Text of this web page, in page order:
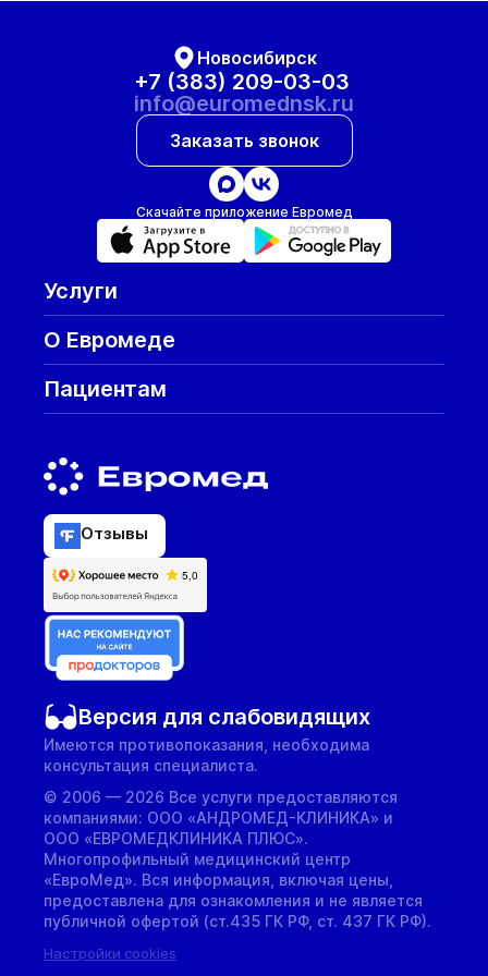
Новосибирск
+7 (383) 209-03-03
info@euromednsk.ru
Заказать звонок
Скачайте приложение Евромед
Услуги
О Евромеде
Пациентам
Отзывы
Версия для слабовидящих
Имеются противопоказания, необходима
консультация специалиста.
© 2006 — 2026 Все услуги предоставляются
компаниями: ООО «АНДРОМЕД-КЛИНИКА» и
ООО «ЕВРОМЕДКЛИНИКА ПЛЮС».
Многопрофильный медицинский центр
«ЕвроМед». Вся информация, включая цены,
предоставлена для ознакомления и не является
публичной офертой (ст.435 ГК РФ, cт. 437 ГК РФ).
Настройки cookies